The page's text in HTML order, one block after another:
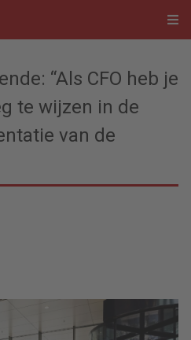
“Als CFO heb je
te wijzen in de
van de